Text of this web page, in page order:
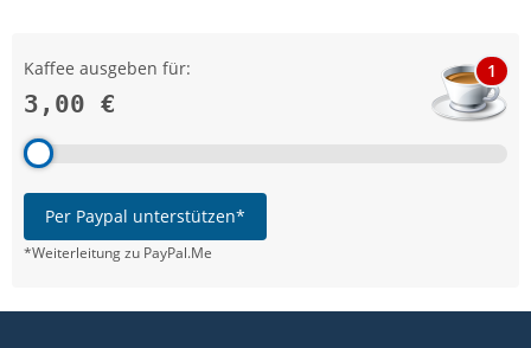
Kaffee ausgeben für:
3,00 €
1
Per Paypal unterstützen*
*Weiterleitung zu PayPal.Me